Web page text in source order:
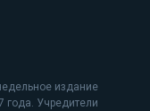
издание
года. Учредители